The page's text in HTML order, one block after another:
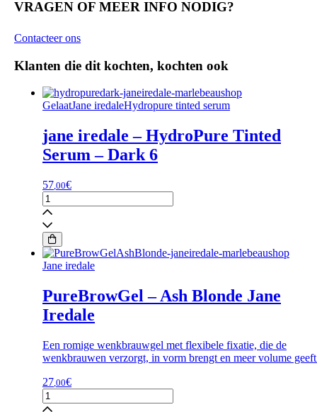
VRAGEN OF MEER INFO NODIG?
Contacteer ons
Klanten die dit kochten, kochten ook
GelaatJane iredaleHydropure tinted serum
jane iredale – HydroPure Tinted
Serum – Dark 6
57,00€
jane
iredale
-
HydroPure
Tinted
Serum
-
6
aantal
Jane iredale
PureBrowGel – Ash Blonde Jane
Iredale
Een romige wenkbrauwgel met flexibele fixatie, die de
wenkbrauwen verzorgt, in vorm brengt en meer volume
27 ,00€
PureBrowGel
-